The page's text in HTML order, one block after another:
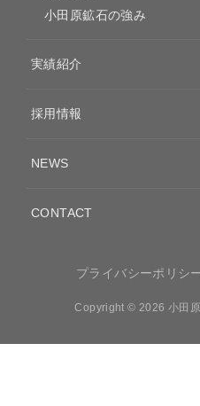
小田原鉱石の強み
実績紹介
採用情報
NEWS
CONTACT
プライバシーポリシ
Copyright © 2026 小田